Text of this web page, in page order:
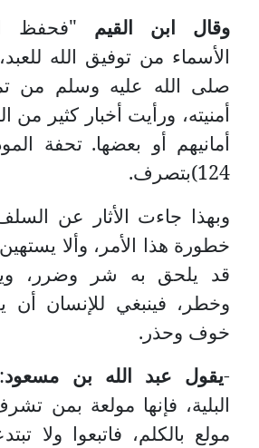
وقال ابن القيم "فحفظ
الأسماء من توفيق الله
صلى الله عليه وسلم من
أمنيته، ورأيت أخبار كثير من
أمانيهم أو بعضها.
124)بتصرف.
وبهذا جاءت الأثار عن
خطورة هذا الأمر، وألا
قد يلحق به شر وضرر،
وخطر، فينبغي للإنسان
خوف وحذر.
-يقول عبد الله بن مسعود
البلية، فإنها مولعة بمن
مولع بالكلم، فاتبعوا ولا